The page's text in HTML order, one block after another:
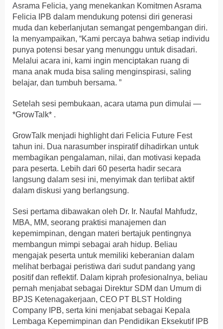
Asrama Felicia, yang menekankan Komitmen Asrama
Felicia IPB dalam mendukung potensi diri generasi
muda dan keberlanjutan semangat pengembangan diri.
Ia menyampaikan, “Kami percaya bahwa setiap individu
punya potensi besar yang menunggu untuk disadari.
Melalui acara ini, kami ingin menciptakan ruang di
mana anak muda bisa saling menginspirasi, saling
belajar, dan tumbuh bersama. ”
Setelah sesi pembukaan, acara utama pun dimulai —
*GrowTalk* .
GrowTalk menjadi highlight dari Felicia Future Fest
tahun ini. Dua narasumber inspiratif dihadirkan untuk
membagikan pengalaman, nilai, dan motivasi kepada
para peserta. Lebih dari 60 peserta hadir secara
langsung dalam sesi ini, menyimak dan terlibat aktif
dalam diskusi yang berlangsung.
Sesi pertama dibawakan oleh Dr. Ir. Naufal Mahfudz,
MBA, MM, seorang praktisi manajemen dan
kepemimpinan, dengan materi bertajuk pentingnya
membangun mimpi sebagai arah hidup. Beliau
mengajak peserta untuk memiliki keberanian dalam
melihat berbagai peristiwa dari sudut pandang yang
positif dan reflektif. Dalam kiprah profesionalnya, beliau
pernah menjabat sebagai Direktur SDM dan Umum di
BPJS Ketenagakerjaan, CEO PT BLST Holding
Company IPB, serta kini menjabat sebagai Kepala
Lembaga Kepemimpinan dan Pendidikan Eksekutif IPB